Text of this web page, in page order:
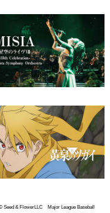
& FlowerLLC Major League Baseball